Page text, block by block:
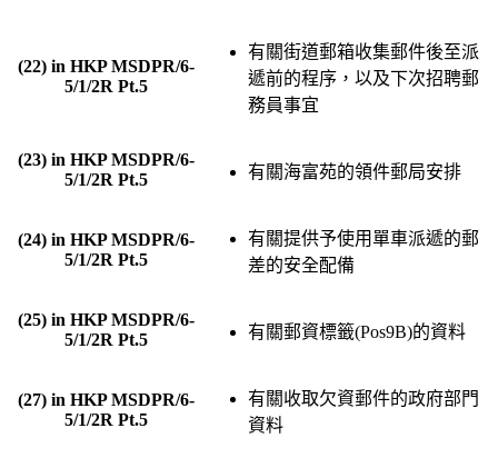
(22) in HKP MSDPR/6-
5/1/2R Pt.5
有關街道郵箱收集郵件後至派
遞前的程序，以及下次招聘郵
務員事宜
(23) in HKP MSDPR/6-
5/1/2R Pt.5
有關海富苑的領件郵局安排
(24) in HKP MSDPR/6-
5/1/2R Pt.5
有關提供予使用單車派遞的郵
差的安全配備
(25) in HKP MSDPR/6-
5/1/2R Pt.5
有關郵資標籤(Pos9B)的資料
(27) in HKP MSDPR/6-
5/1/2R Pt.5
有關收取欠資郵件的政府部門
資料